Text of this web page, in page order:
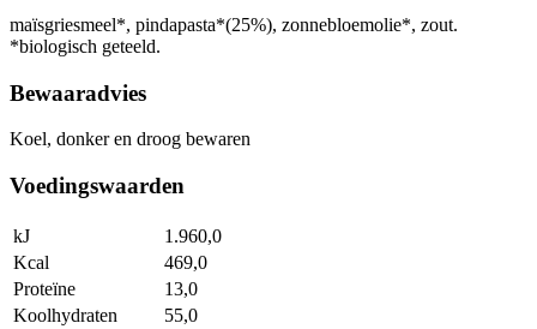
maïsgriesmeel*, pindapasta*(25%), zonnebloemolie*, zout.
*biologisch geteeld.
Bewaaradvies
Koel, donker en droog bewaren
Voedingswaarden
kJ
1.960,0
Kcal
469,0
Proteïne
13,0
Koolhydraten
55,0